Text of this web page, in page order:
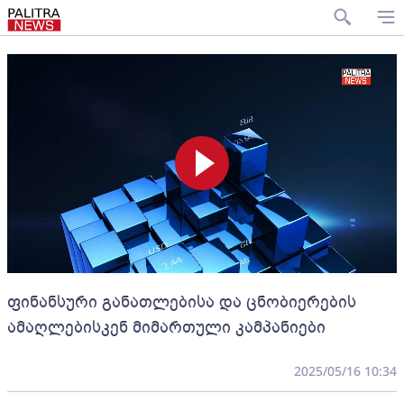
ფინანსური განათლებისა და ცნობიერების
ამაღლებისკენ მიმართული კამპანიები
2025/05/16 10:34